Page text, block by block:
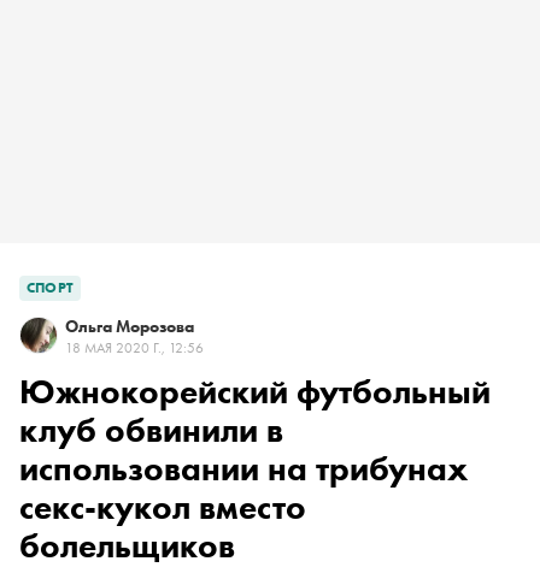
СПОРТ
Ольга Морозова
18 МАЯ 2020 Г., 12:56
Южнокорейский футбольный
клуб обвинили в
использовании на трибунах
секс-кукол вместо
болельщиков